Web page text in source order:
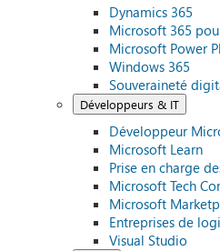
Dynamics 365
Microsoft 365
Microsoft Power
Windows 365
Souveraineté
Développeurs & IT
Développeur
Microsoft Learn
Prise en charge
Microsoft Tech
Microsoft
Entreprises de
Visual Studio